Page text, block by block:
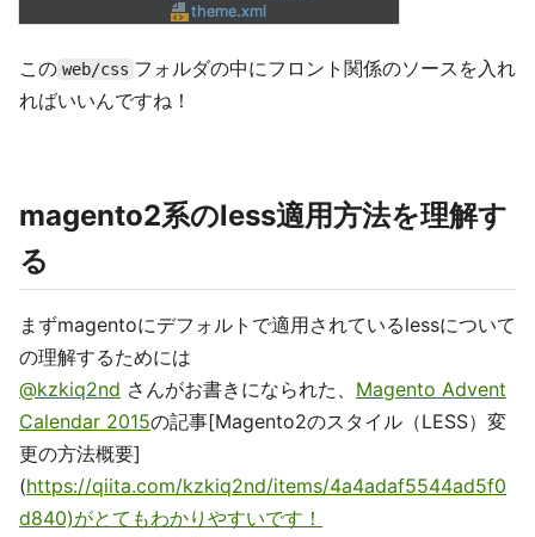
この web/css フォルダの中にフロント関係のソースを入れ
ればいいんですね！
magento2系のless適用方法を理解す
る
まずmagentoにデフォルトで適用されているlessについて
の理解するためには
@kzkiq2nd さんがお書きになられた、 Magento Advent
Calendar 2015の記事[Magento2のスタイル（LESS）変
更の方法概要]
(https://qiita.com/kzkiq2nd/items/4a4adaf5544ad5f0
d840)がとてもわかりやすいです！